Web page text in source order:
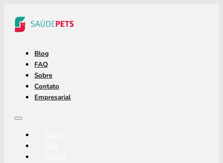
Blog
FAQ
Sobre
Contato
Empresarial